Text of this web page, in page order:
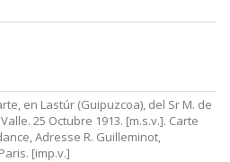
en Lastúr (Guipuzcoa), del Sr M. de
25 Octubre 1913. [m.s.v.]. Carte
Adresse R. Guilleminot,
[imp.v.]